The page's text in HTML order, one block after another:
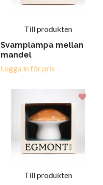
Till produkten
Svamplampa mellan
mandel
Logga in för pris
Till produkten